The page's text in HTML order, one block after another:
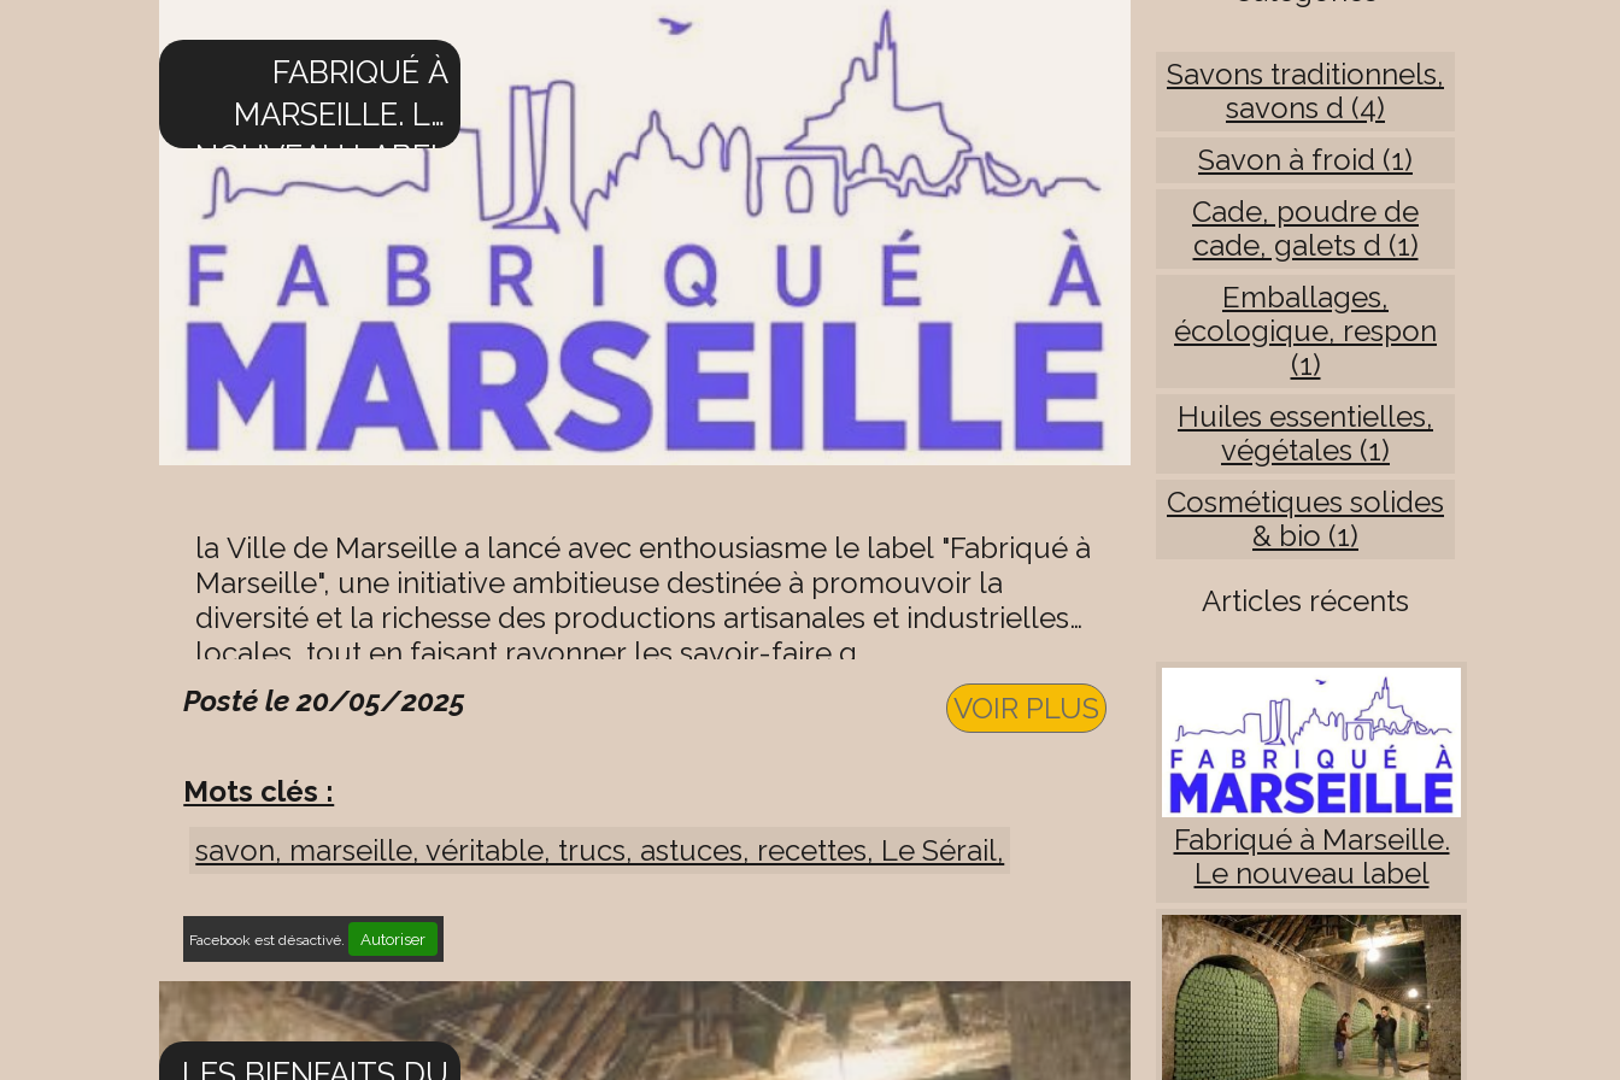
FABRIQUÉ À
MARSEILLE. LE
NOUVEAU LABEL
la Ville de Marseille a lancé avec enthousiasme le label "Fabriqué à
Marseille", une initiative ambitieuse destinée à promouvoir la
diversité et la richesse des productions artisanales et industrielles
locales, tout en faisant rayonner les savoir-faire q
Posté le 20/05/2025
VOIR PLUS
Mots clés :
savon, marseille, véritable, trucs, astuces, recettes, Le Sérail,
Facebook est désactivé. Autoriser
Savons traditionnels,
savons d (4)
Savon à froid (1)
Cade, poudre de
cade, galets d (1)
Emballages,
écologique, respon
(1)
Huiles essentielles,
végétales (1)
Cosmétiques solides
& bio (1)
Articles récents
Fabriqué à Marseille.
Le nouveau label